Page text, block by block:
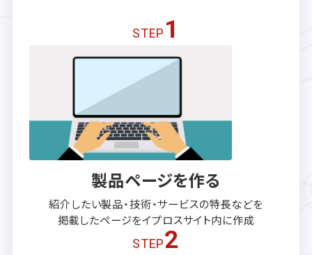
STEP 1
製品ページを作る
紹介したい製品・技術・サービスの特長などを
掲載したページをイプロスサイト内に作成
STEP2